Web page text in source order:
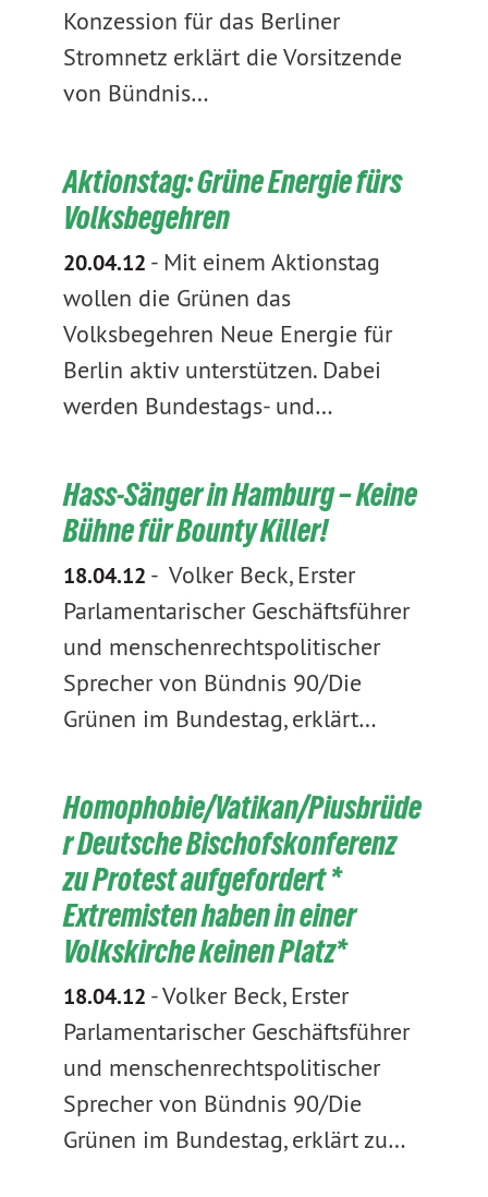
Konzession für das Berliner
Stromnetz erklärt die Vorsitzende
von Bündnis…
Aktionstag: Grüne Energie fürs
Volksbegehren
20.04.12 - Mit einem Aktionstag
wollen die Grünen das
Volksbegehren Neue Energie für
Berlin aktiv unterstützen. Dabei
werden Bundestags- und…
Hass-Sänger in Hamburg – Keine
Bühne für Bounty Killer!
18.04.12 - Volker Beck, Erster
Parlamentarischer Geschäftsführer
und menschenrechtspolitischer
Sprecher von Bündnis 90/Die
Grünen im Bundestag, erklärt…
Homophobie/Vatikan/Piusbrüde
r Deutsche Bischofskonferenz
zu Protest aufgefordert *
Extremisten haben in einer
Volkskirche keinen Platz*
18.04.12 -Volker Beck, Erster
Parlamentarischer Geschäftsführer
und menschenrechtspolitischer
Sprecher von Bündnis 90/Die
Grünen im Bundestag, erklärt zu…